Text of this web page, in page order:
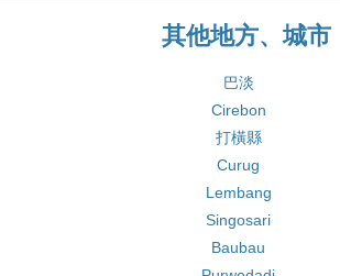
其他地方、城市
巴淡
Cirebon
打橫縣
Curug
Lembang
Singosari
Baubau